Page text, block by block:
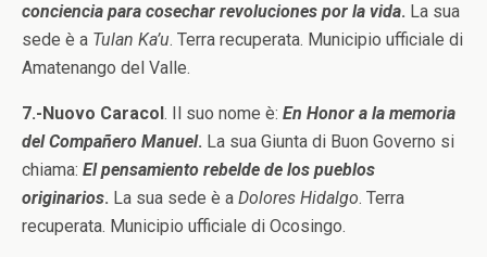
conciencia para cosechar revoluciones por la vida. La sua
sede è a Tulan Ka’u. Terra recuperata. Municipio ufficiale di
Amatenango del Valle.
7.-Nuovo Caracol. Il suo nome è: En Honor a la memoria
del Compañero Manuel. La sua Giunta di Buon Governo si
chiama: El pensamiento rebelde de los pueblos
originarios. La sua sede è a Dolores Hidalgo. Terra
recuperata. Municipio ufficiale di Ocosingo.